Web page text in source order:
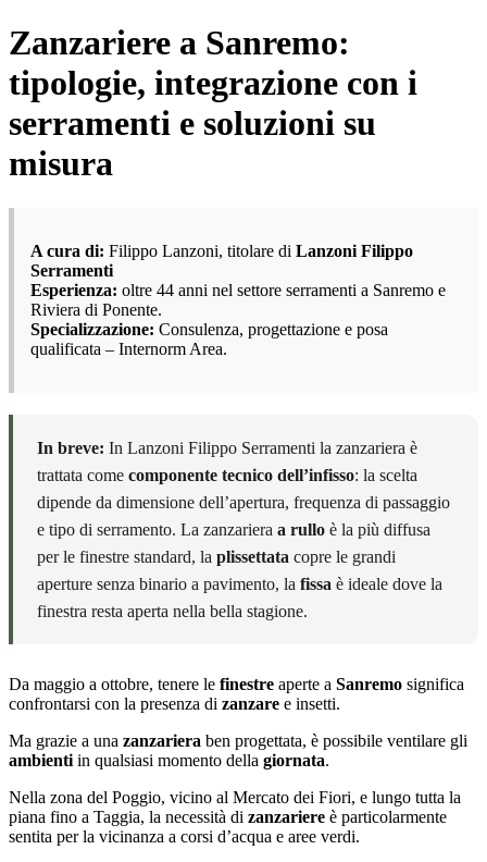
Zanzariere a Sanremo:
tipologie, integrazione con i
serramenti e soluzioni su
misura
A cura di: Filippo Lanzoni, titolare di Lanzoni Filippo
Serramenti
Esperienza: oltre 44 anni nel settore serramenti a Sanremo e
Riviera di Ponente.
Specializzazione: Consulenza, progettazione e posa
qualificata – Internorm Area.
In breve: In Lanzoni Filippo Serramenti la zanzariera è
trattata come componente tecnico dell’infisso: la scelta
dipende da dimensione dell’apertura, frequenza di passaggio
e tipo di serramento. La zanzariera a rullo è la più diffusa
per le finestre standard, la plissettata copre le grandi
aperture senza binario a pavimento, la fissa è ideale dove la
finestra resta aperta nella bella stagione.
Da maggio a ottobre, tenere le finestre aperte a Sanremo significa
confrontarsi con la presenza di zanzare e insetti.
Ma grazie a una zanzariera ben progettata, è possibile ventilare gli
ambienti in qualsiasi momento della giornata.
Nella zona del Poggio, vicino al Mercato dei Fiori, e lungo tutta la
piana fino a Taggia, la necessità di zanzariere è particolarmente
sentita per la vicinanza a corsi d’acqua e aree verdi.